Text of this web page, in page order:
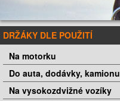
DRŽÁKY DLE POUŽITÍ
Na motorku
Do auta, dodávky, kamionu
Na vysokozdvižné vozíky